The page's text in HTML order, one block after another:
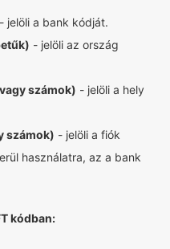
- jelöli a bank kódját.
- jelöli az ország
számok) - jelöli a hely
számok) - jelöli a fiók
használatra, az a bank
kódban: